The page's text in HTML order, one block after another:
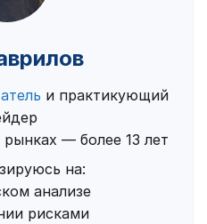
и практикующий
— более 13 лет
на:
анализе
рисками